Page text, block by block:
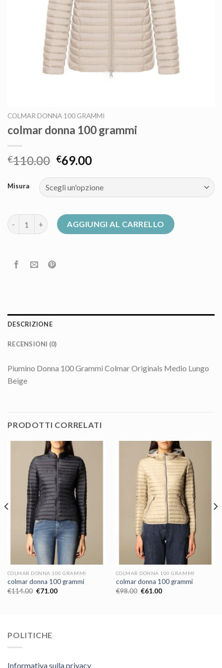
COLMAR DONNA 100 GRAMMI
colmar donna 100 grammi
€110.00 €69.00
Misura
colmar donna 100 grammi quantità
AGGIUNGI AL CARRELLO
DESCRIZIONE
RECENSIONI (0)
Piumino Donna 100 Grammi Colmar Originals Medio Lungo
Beige
PRODOTTI CORRELATI
COLMAR DONNA 100 GRAMMI
colmar donna 100 grammi
€114.00 €71.00
COLMAR DONNA 100 GRAMMI
colmar donna 100 grammi
€98.00 €61.00
POLITICHE
Informativa sulla privacy